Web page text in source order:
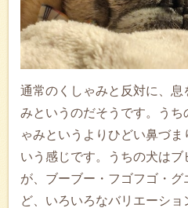
通常のくしゃみと反対に、息
みというのだそうです。うち
ゃみというよりひどい鼻づ
いう感じです。うちの犬は
が、ブーブー・フゴフゴ・
ど、いろいろなバリエーショ